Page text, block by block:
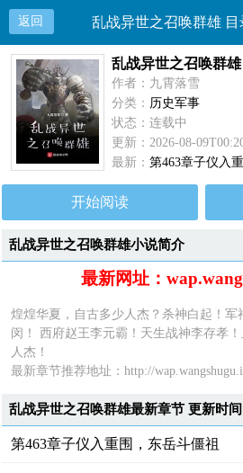
返回 乱战异世之召唤群雄 目
乱战异世之召唤群雄
作者：九霄落雪
分类： 历史军事
状态：连载中
更新：2026-08-
最新：第463章子仪入
开始阅读
乱战异世之召唤群雄小说简介
最新网址：
煌煌华夏，自古多少人杰？杀神白起！军
闵！ 西府赵王李元霸！天生战神李存孝
人杰！
最新章节推荐地址：http://
乱战异世之召唤群雄最新章节 更新时
第463章子仪入重围，东岳斗僵祖